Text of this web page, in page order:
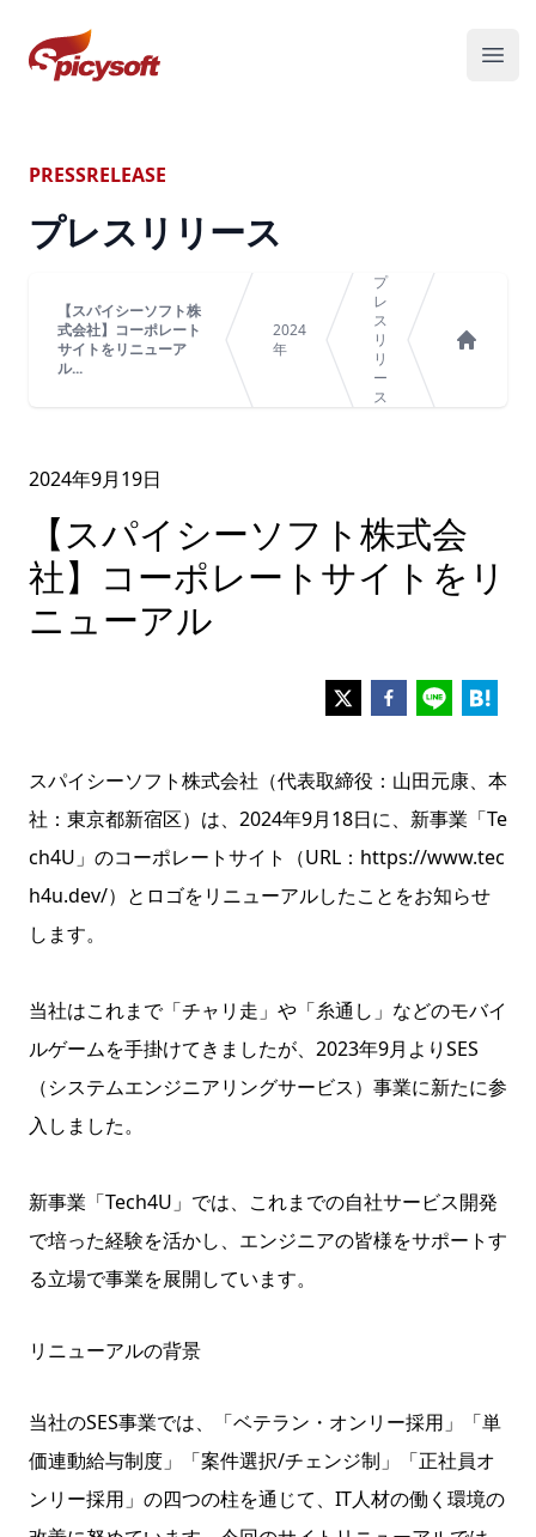
スパイシーソフト株式会社
メニ
PRESSRELEASE
プレスリリース
【スパイシーソフト株
式会社】コーポレート
サイトをリニューア
ル...
2024
年
プ
レ
ス
リ
リ
ー
ス
2024年9月19日
【スパイシーソフト株式会
社】コーポレートサイトをリ
ニューアル
スパイシーソフト株式会社（代表取締役：山田元康、本
社：東京都新宿区）は、2024年9月18日に、新事業「Te
ch4U」のコーポレートサイト（URL：https://www.tec
h4u.dev/）とロゴをリニューアルしたことをお知らせ
します。
当社はこれまで「チャリ走」や「糸通し」などのモバイ
ルゲームを手掛けてきましたが、2023年9月よりSES
（システムエンジニアリングサービス）事業に新たに参
入しました。
新事業「Tech4U」では、これまでの自社サービス開発
で培った経験を活かし、エンジニアの皆様をサポートす
る立場で事業を展開しています。
リニューアルの背景
当社のSES事業では、「ベテラン・オンリー採用」「単
価連動給与制度」「案件選択/チェンジ制」「正社員オ
ンリー採用」の四つの柱を通じて、IT人材の働く環境の